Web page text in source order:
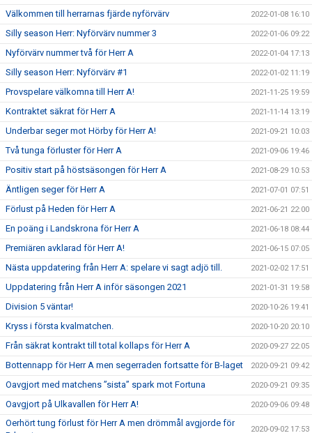
Välkommen till herrarnas fjärde nyförvärv 2022-01-08 16:10
Silly season Herr: Nyförvärv nummer 3 2022-01-06 09:22
Nyförvärv nummer två för Herr A 2022-01-04 17:13
Silly season Herr: Nyförvärv #1 2022-01-02 11:19
Provspelare välkomna till Herr A! 2021-11-25 19:59
Kontraktet säkrat för Herr A 2021-11-14 13:19
Underbar seger mot Hörby för Herr A! 2021-09-21 10:03
Två tunga förluster för Herr A 2021-09-06 19:46
Positiv start på höstsäsongen för Herr A 2021-08-29 10:53
Äntligen seger för Herr A 2021-07-01 07:51
Förlust på Heden för Herr A 2021-06-21 22:00
En poäng i Landskrona för Herr A 2021-06-18 08:44
Premiären avklarad för Herr A! 2021-06-15 07:05
Nästa uppdatering från Herr A: spelare vi sagt adjö till. 2021-02-02 17:51
Uppdatering från Herr A inför säsongen 2021 2021-01-31 19:58
Division 5 väntar! 2020-10-26 19:41
Kryss i första kvalmatchen. 2020-10-20 20:10
Från säkrat kontrakt till total kollaps för Herr A 2020-09-27 22:05
Bottennapp för Herr A men segerraden fortsatte för B-laget 2020-09-21 09:42
Oavgjort med matchens ”sista” spark mot Fortuna 2020-09-21 09:35
Oavgjort på Ulkavallen för Herr A! 2020-09-06 09:48
Oerhört tung förlust för Herr A men drömmål avgjorde för
2020-09-02 17:53